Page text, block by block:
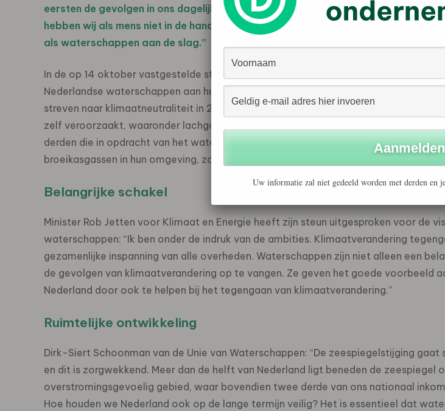
eersten de gevolgen in ons dagelijks werk. Wij zijn eigenlijk de ‘kanarie in de
hebben wij als mens niet in de hand, maar de klimaatverandering kunnen we
als waterschappen aan de slag.”
In de op 14 oktober vastgestelde strategische visie ‘Op weg naar klimaatneutraliteit’
Nederlandse waterschappen aan hun klimaatvoetafdruk nog beter in beeld te zullen
streven naar klimaatneutraliteit in 2035. Daarbij kijken ze naar de broeikasgassen
zelf veroorzaakt, waaronder lachgas en methaan op de rioolwaterzuiveringen. En
derden die in opdracht van het waterschap werken. Ook streven zij naar beperking
broeikasgassen in hun omgeving, zoals uit veenweiden, oppervlaktewater en
Belangrijke schakel
Minister Rob Jetten voor Klimaat en Energie heeft zijn steun uitgesproken voor de
waterschappen: “Ik ben onder de indruk van de ambities. Klimaatverandering
gezamenlijke inspanning van alle overheden. Waterschappen zijn niet alleen een
de gevolgen van klimaatverandering op te vangen. Ze geven het goede voorbeeld
Nederland door ook te helpen bij het tegengaan van klimaatverandering.”
Ruimtelijke ontwikkeling
Dirk-Siert Schoonman van de Unie van Waterschappen: “De zeespiegelstijging gaat
en dit is zorgwekkend. Meer dan de helft van Nederland ligt beneden de zeespiegel
overstromingsgevoelig gebied, waar bovendien twee derde van ons nationaal
Hoe houden we Nederland ook op de lange termijn veilig? Het is essentieel dat
Uw informatie zal niet gedeeld worden met derden en